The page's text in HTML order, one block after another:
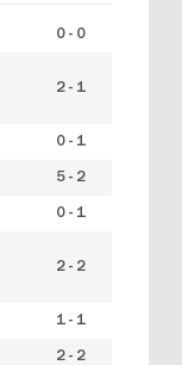
0 - 0
2 - 1
0 - 1
5 - 2
0 - 1
2 - 2
1 - 1
2 - 2